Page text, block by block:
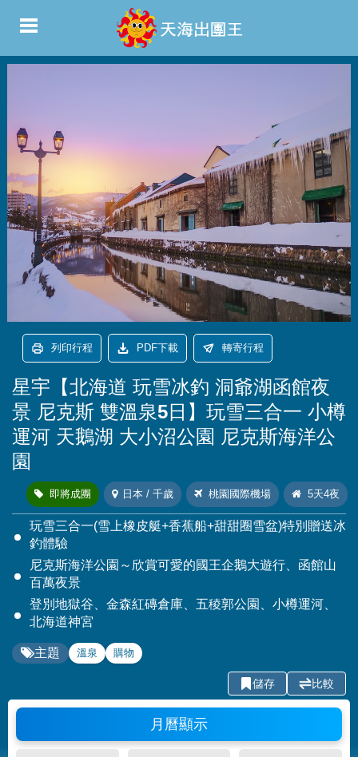
列印行程 PDF下載 轉寄行程
星宇【北海道 玩雪冰釣 洞爺湖函館夜
景 尼克斯 雙溫泉5日】玩雪三合一 小樽
運河 天鵝湖 大小沼公園 尼克斯海洋公
園
即將成團 日本 / 千歲 桃園國際機場 5天4夜
玩雪三合一(雪上橡皮艇+香蕉船+甜甜圈雪盆)特別贈送冰
釣體驗
尼克斯海洋公園～欣賞可愛的國王企鵝大遊行、函館山
百萬夜景
登別地獄谷、金森紅磚倉庫、五稜郭公園、小樽運河、
北海道神宮
主題 溫泉 購物
儲存 比較
月曆顯示